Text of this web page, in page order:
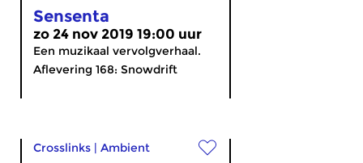
Sensenta
zo 24 nov 2019 19:00 uur
Een muzikaal vervolgverhaal.
Aflevering 168: Snowdrift
Crosslinks | Ambient